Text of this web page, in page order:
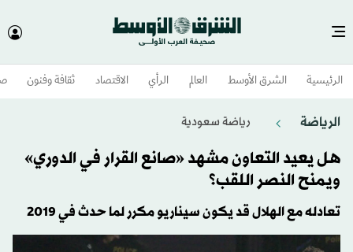
الرئيسية الشرق الأوسط​ العالم الرأي الاقتصاد ثقافة وفنون
الرياضة رياضة سعودية
هل يعيد التعاون مشهد «صانع القرار في الدوري»
ويمنح النصر اللقب؟
تعادله مع الهلال قد يكون سيناريو مكرر لما حدث في 2019